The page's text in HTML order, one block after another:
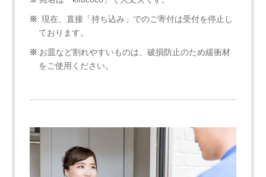
現在、直接「持ち込み」でのご寄付は受付を停止し
ております。
お皿など割れやすいものは、破損防止のため緩衝材
をご使用ください。